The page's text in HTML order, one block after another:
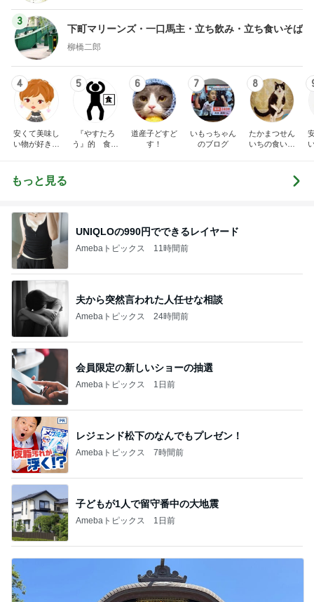
3
下町マリーンズ・一口馬主・立ち飲み・立ち食いそば
柳橋二郎
4
安くて美味し
い物が好き☆
5
『やすたろ
う』的 食の
6
道産子どすど
す！
7
いもっちゃん
のブログ
8
たかまつせん
いちの食い散
もっと見る
UNIQLOの990円でできるレイヤード
Amebaトピックス 11時間前
夫から突然言われた人任せな相談
Amebaトピックス 24時間前
会員限定の新しいショーの抽選
Amebaトピックス 1日前
レジェンド松下のなんでもプレゼン！
Amebaトピックス 7時間前
子どもが1人で留守番中の大地震
Amebaトピックス 1日前